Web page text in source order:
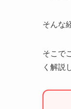
そんな
そこで
く解説